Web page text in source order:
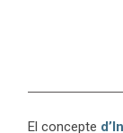
El concepte